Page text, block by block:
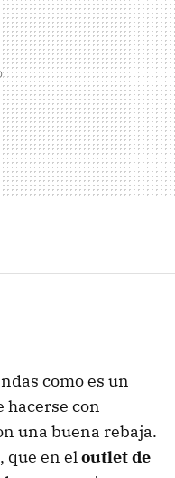
como es un
hacerse con
una buena rebaja.
, que en eloutlet de